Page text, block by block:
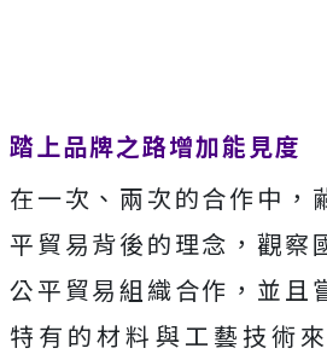
踏上品牌之路增加能見度
在一次、兩次的合作中，
平貿易背後的理念，觀察
公平貿易組織合作，並且
特有的材料與工藝技術